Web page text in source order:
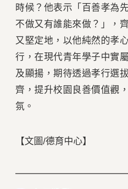
時候？他表示「百善孝為
不做又有誰能來做？」，
又堅定地，以他純然的孝
行，在現代青年學子中實
及顯揚，期待透過孝行選
齊，提升校園良善價值觀
氛。
【文圖/德育中心】